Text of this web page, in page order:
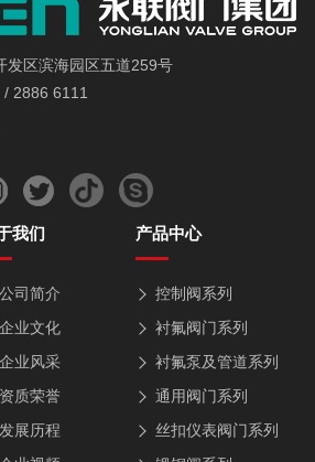
发区滨海园区五道259号
2886 6111
我们
公司简介
企业文化
企业风采
资质荣誉
发展历程
产品中心
控制阀系列
衬氟阀门系列
衬氟泵及管道系列
通用阀门系列
丝扣仪表阀门系列